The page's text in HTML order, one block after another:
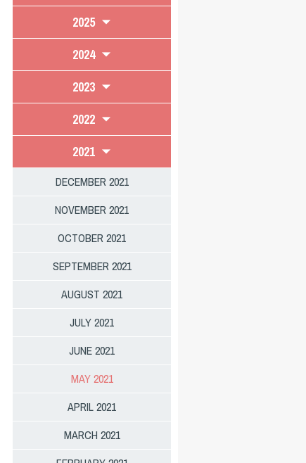
2025
2024
2023
2022
2021
DECEMBER 2021
NOVEMBER 2021
OCTOBER 2021
SEPTEMBER 2021
AUGUST 2021
JULY 2021
JUNE 2021
MAY 2021
APRIL 2021
MARCH 2021